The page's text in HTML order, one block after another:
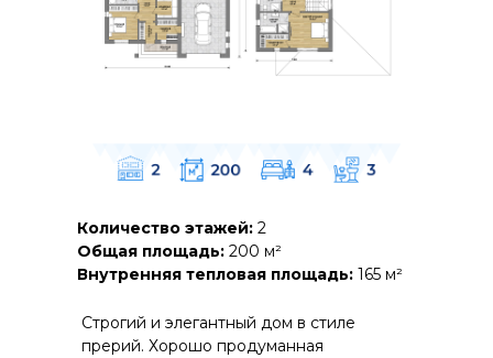
Строгий и элегантный дом в стиле
прерий. Хорошо продуманная
Количество этажей: 2
Общая площадь: 200 м²
Внутренняя тепловая площадь: 165 м²